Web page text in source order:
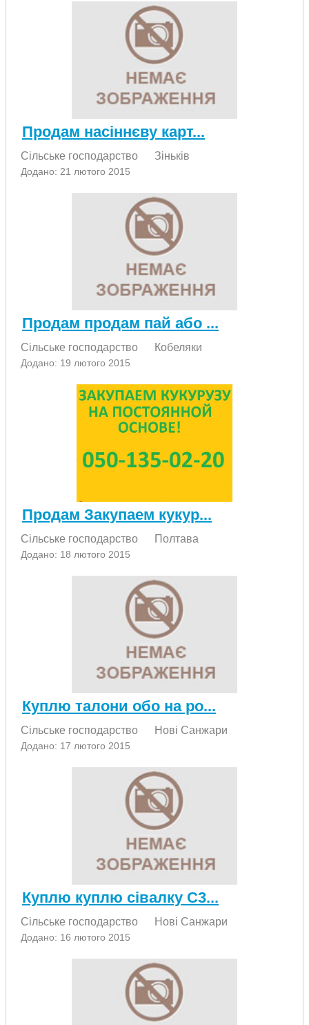
Продам насіннєву карт...
Сільське господарство Зіньків
Додано: 21 лютого 2015
Продам продам пай або ...
Сільське господарство Кобеляки
Додано: 19 лютого 2015
Продам Закупаем кукур...
Сільське господарство Полтава
Додано: 18 лютого 2015
Куплю талони обо на ро...
Сільське господарство Нові Санжари
Додано: 17 лютого 2015
Куплю куплю сівалку С3...
Сільське господарство Нові Санжари
Додано: 16 лютого 2015